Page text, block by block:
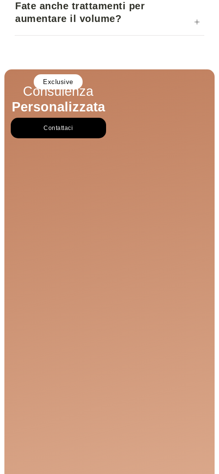
Fate anche trattamenti per
aumentare il volume?
Exclusive
Consulenza
Personalizzata
Contattaci